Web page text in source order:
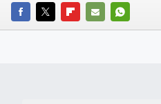
FACEBOOK
TWITTERFLIPBOARD
E-
WHATSAPP